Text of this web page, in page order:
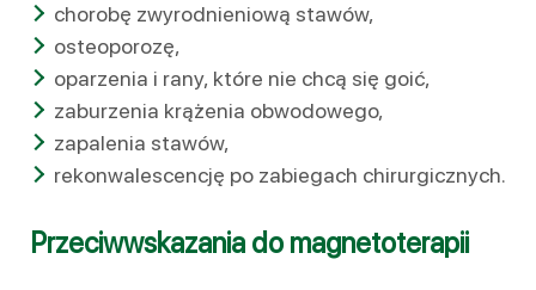
chorobę zwyrodnieniową stawów,
osteoporozę,
oparzenia i rany, które nie chcą się goić,
zaburzenia krążenia obwodowego,
zapalenia stawów,
rekonwalescencję po zabiegach chirurgicznych.
Przeciwwskazania do magnetoterapii